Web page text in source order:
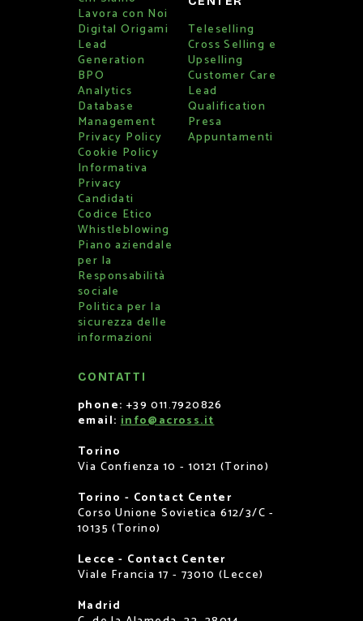
Lavora con Noi
Digital Origami
Lead
Generation
BPO
Analytics
Database
Management
Privacy Policy
Cookie Policy
Informativa
Privacy
Candidati
Codice Etico
Whistleblowing
Piano aziendale
per la
Responsabilità
sociale
Politica per la
sicurezza delle
informazioni
Teleselling
Cross Selling e
Upselling
Customer Care
Lead
Qualification
Presa
Appuntamenti
CONTATTI
phone: +39 011.7920826
email: info@across.it
Torino
Via Confienza 10 - 10121 (Torino)
Torino - Contact Center
Corso Unione Sovietica 612/3/C -
10135 (Torino)
Lecce - Contact Center
Viale Francia 17 - 73010 (Lecce)
Madrid